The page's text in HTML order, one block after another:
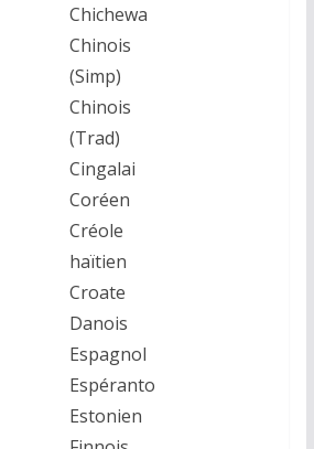
Chichewa
Chinois
(Simp)
Chinois
(Trad)
Cingalai
Coréen
Créole
haïtien
Croate
Danois
Espagnol
Espéranto
Estonien